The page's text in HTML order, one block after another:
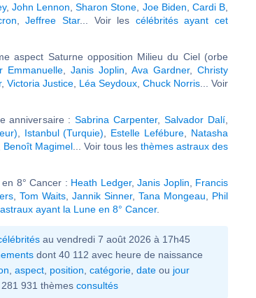
, John Lennon ,Sharon Stone Joe Biden Cardi B
,Jeffree Star... Voir les célébrités ayant cet
aspect Saturne opposition Milieu du Ciel (orbe
Emmanuelle Janis Joplin Ava Gardner, Christy
, Victoria Justice Léa Seydoux Chuck Norris ... Voir
anniversaire :Sabrina Carpenter,Salvador Dalí
Istanbul (Turquie) Estelle Lefébure
Natasha
Benoît Magimel ... Voir tous les thèmes astraux des
8° Cancer : Heath Ledger,Janis Joplin
Francis
Tom Waits Jannik Sinner, Tana Mongeau
Phil
ayant la Lune en 8° Cancer.
au vendredi 7 août 2026 à 17h45
dont 40 112 avec heure de naissance
aspect position catégorie date ou jour
931 thèmes consultés